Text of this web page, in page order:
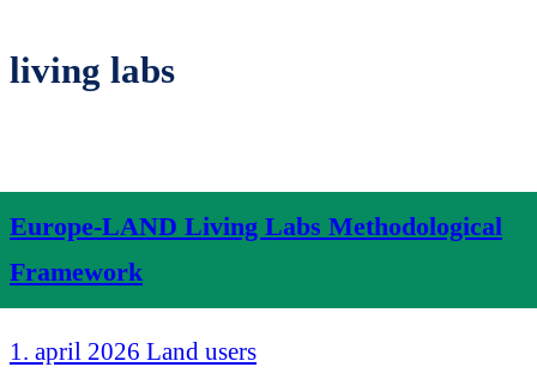
living labs
Europe-LAND Living Labs Methodological
Framework
1. april 2026 Land users